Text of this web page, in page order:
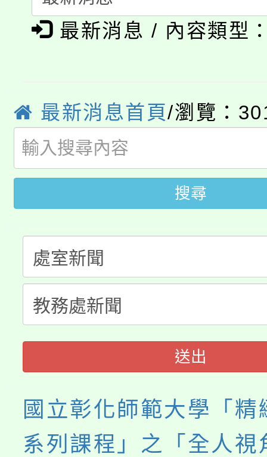
程
「本色祭」8/29、30在
8/21下午1時於龍潭區
局官網。
8月14至27日，桃園電
開!
115年桃園市運動會8/
田徑場及游泳池舉行。
桃園市低收入戶享有免
視費優惠，中低收入戶
半價優惠，詳情可洽有
者。
大園自造教育及科技
份教師研習
淨零綠生活教案入校路
會
115年食農教育專業人
程
最新消息 / 內容類型
最新消息首頁/瀏覽：
搜尋
送出
國立彰化師範大學「
系列課程」之「全人視